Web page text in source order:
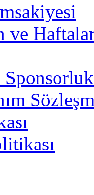
ve
Sponsorluk